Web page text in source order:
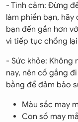
- Tình cảm: Đừng
làm phiền bạn,
bạn đến gần hơn
vì tiếp tục chống
- Sức khỏe: Không
nay, nên cố gắng
bằng để đảm bảo
Màu sắc may
Con số may